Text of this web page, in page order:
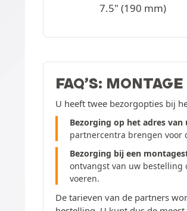
7.5" (190 mm)
FAQ’S: MONTAGE
U heeft twee bezorgopties bij
Bezorging op het adres van
partnercentra brengen voor
Bezorging bij een
ontvangst van uw bestelling
voeren.
De tarieven van de partners